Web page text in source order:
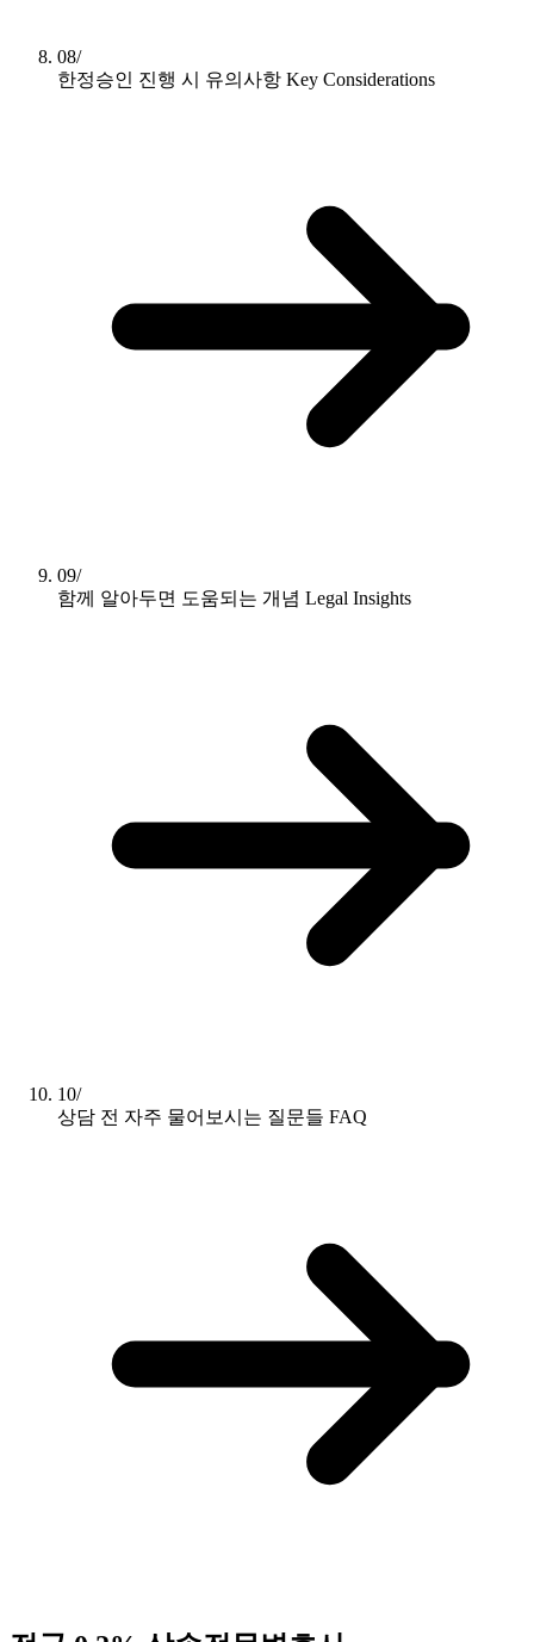
08/
한정승인 진행 시 유의사항 Key Considerations
09/
함께 알아두면 도움되는 개념 Legal Insights
10/
상담 전 자주 물어보시는 질문들 FAQ